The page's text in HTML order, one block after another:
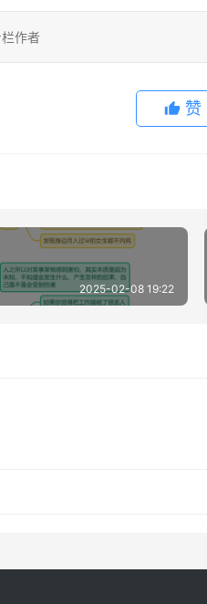
作者
赞
2025-02-08 19:22